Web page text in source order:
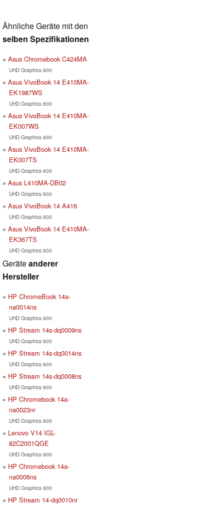
Ähnliche Geräte mit den
selben Spezifikationen
Asus Chromebook C424MA
UHD Graphics 600
Asus VivoBook 14 E410MA-
EK1987WS
UHD Graphics 600
Asus VivoBook 14 E410MA-
EK007WS
UHD Graphics 600
Asus VivoBook 14 E410MA-
EK007TS
UHD Graphics 600
Asus L410MA-DB02
UHD Graphics 600
Asus VivoBook 14 A416
UHD Graphics 600
Asus VivoBook 14 E410MA-
EK367TS
UHD Graphics 600
Geräteanderer
Hersteller
HP ChromeBook 14a-
na0014ns
UHD Graphics 600
HP Stream 14s-dq0009ns
UHD Graphics 600
HP Stream 14s-dq0014ns
UHD Graphics 600
HP Stream 14s-dq0008ns
UHD Graphics 600
HP Chromebook 14a-
na0023nr
UHD Graphics 600
Lenovo V14 IGL-
82C2001QGE
UHD Graphics 600
HP Chromebook 14a-
na0006ns
UHD Graphics 600
HP Stream 14-dq0010nr